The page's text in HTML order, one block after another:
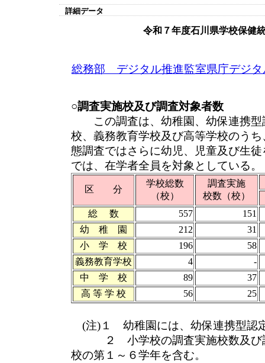
詳細データ
令和７年度石川県学校保健
総務部 デジタル推進監室県庁デジ
○調査実施校及び調査対象者数
この調査は、幼稚園、幼保連携型
校、義務教育学校及び高等学校のう
態調査ではさらに幼児、児童及び生
では、在学者全員を対象としている。
区 分
学校総数
（校）
調査実施
校数（校）
総 数
557
151
幼 稚 園
212
31
小 学 校
196
58
義務教育学校
4
-
中 学 校
89
37
高 等 学 校
56 25
(注)１ 幼稚園には、幼保連携型認
２ 小学校の調査実施校数及び調
校の第１～６学年を含む。